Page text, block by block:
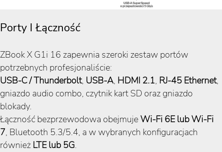
Porty I Łączność
ZBook X G1i 16 zapewnia szeroki zestaw portów
potrzebnych profesjonaliście:
USB-C / Thunderbolt, USB-A, HDMI 2.1, RJ-45 Ethernet,
gniazdo audio combo, czytnik kart SD oraz gniazdo
blokady.
Łączność bezprzewodowa obejmujeWi-Fi 6E lub Wi-Fi
7, Bluetooth 5.3/5.4, a w wybranych konfiguracjach
również LTE lub 5G.